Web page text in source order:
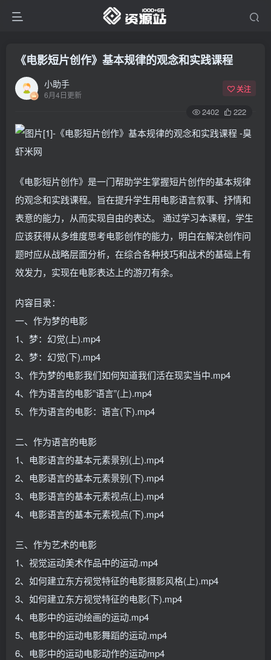
《电影短片创作》基本规律的观念和实践课程
小助手
6月4日更新
关注
2402 222
《电影短片创作》是一门帮助学生掌握短片创作的基本规律
的观念和实践课程。旨在提升学生用电影语言叙事、抒情和
表意的能力，从而实现自由的表达。 通过学习本课程，学生
应该获得从多维度思考电影创作的能力，明白在解决创作问
题时应从战略层面分析，在综合各种技巧和战术的基础上有
效发力，实现在电影表达上的游刃有余。
内容目录：
一、作为梦的电影
1、梦：幻觉(上).mp4
2、梦：幻觉(下).mp4
3、作为梦的电影我们如何知道我们活在现实当中.mp4
4、作为语言的电影”语言”(上).mp4
5、作为语言的电影：语言(下).mp4
二、作为语言的电影
1、电影语言的基本元素景别(上).mp4
2、电影语言的基本元素景别(下).mp4
3、电影语言的基本元素视点(上).mp4
4、电影语言的基本元素视点(下).mp4
三、作为艺术的电影
1、视觉运动美术作品中的运动.mp4
2、如何建立东方视觉特征的电影摄影风格(上).mp4
3、如何建立东方视觉特征的电影(下).mp4
4、电影中的运动绘画的运动.mp4
5、电影中的运动电影舞蹈的运动.mp4
6、电影中的运动电影动作的运动mp4